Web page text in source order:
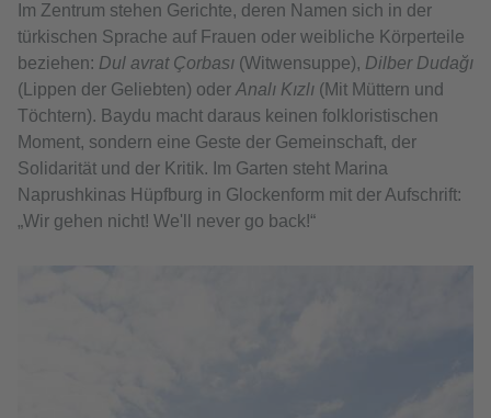
Im Zentrum stehen Gerichte, deren Namen sich in der
türkischen Sprache auf Frauen oder weibliche Körperteile
beziehen: Dul avrat Çorbası (Witwensuppe), Dilber Dudağı
(Lippen der Geliebten) oder Analı Kızlı (Mit Müttern und
Töchtern). Baydu macht daraus keinen folkloristischen
Moment, sondern eine Geste der Gemeinschaft, der
Solidarität und der Kritik. Im Garten steht Marina
Naprushkinas Hüpfburg in Glockenform mit der Aufschrift:
„Wir gehen nicht! We'll never go back!“